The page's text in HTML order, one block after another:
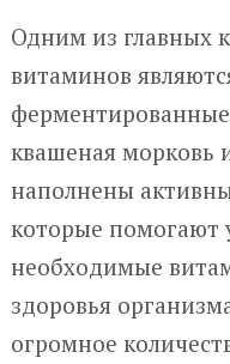
Одним из главных
витаминов
квашеная морковь
наполнены
которые помогают
необходимые
здоровья
огромное